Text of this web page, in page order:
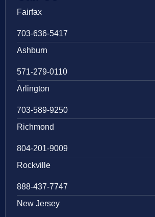
Fairfax
703-636-5417
Ashburn
571-279-0110
Arlington
703-589-9250
Richmond
804-201-9009
Rockville
888-437-7747
New Jersey